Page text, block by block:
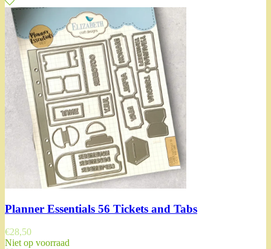
Planner Essentials 56 Tickets and Tabs
€28,50
Niet op voorraad